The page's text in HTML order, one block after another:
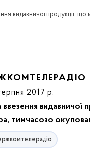
2017 р.
тимчасово